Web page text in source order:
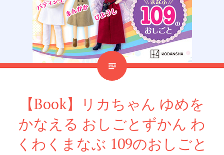
【Book】リカちゃん ゆめを
かなえる おしごとずかん わ
くわくまなぶ 109のおしごと